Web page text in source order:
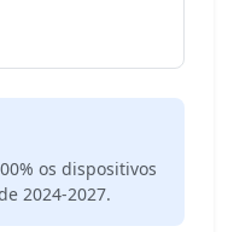
os dispositivos
2024-2027.